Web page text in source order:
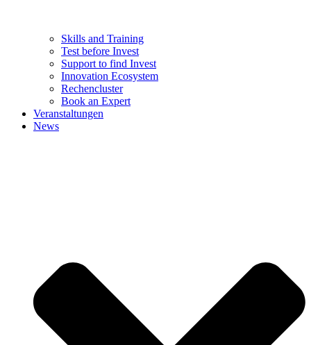
Skills and Training
Test before Invest
Support to find Invest
Innovation Ecosystem
Rechencluster​
Book an Expert
Veranstaltungen
News